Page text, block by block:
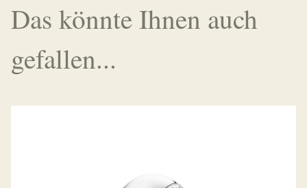
Das könnte Ihnen auch
gefallen...
DIAMANTRING LIBERTÉ